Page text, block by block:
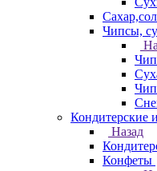
Чипсы,
Кондитерские
Назад
Конфеты